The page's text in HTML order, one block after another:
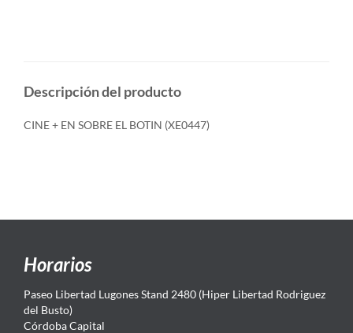
Descripción del producto
CINE + EN SOBRE EL BOTIN (XE0447)
Horarios
Paseo Libertad Lugones Stand 2480 (Hiper Libertad Rodriguez
del Busto)
Córdoba Capital